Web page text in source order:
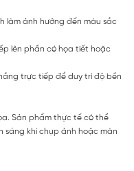
làm ảnh hưởng đến màu sắc
lên phần có họa tiết hoặc
trực tiếp để duy trì độ bền
Sản phẩm thực tế có thể
sáng khi chụp ảnh hoặc màn